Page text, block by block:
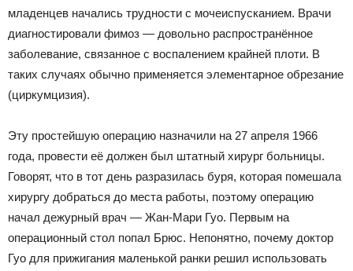
младенцев начались трудности с мочеиспусканием. Врачи
диагностировали фимоз — довольно распространённое
заболевание, связанное с воспалением крайней плоти. В
таких случаях обычно применяется элементарное обрезание
(циркумцизия).
Эту простейшую операцию назначили на 27 апреля 1966
года, провести её должен был штатный хирург больницы.
Говорят, что в тот день разразилась буря, которая помешала
хирургу добраться до места работы, поэтому операцию
начал дежурный врач — Жан-Мари Гуо. Первым на
операционный стол попал Брюс. Непонятно, почему доктор
Гуо для прижигания маленькой ранки решил использовать